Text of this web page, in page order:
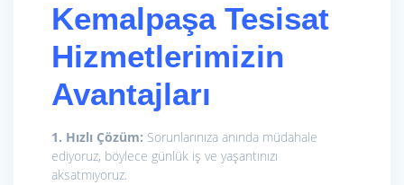
Kemalpaşa Tesisat
Hizmetlerimizin
Avantajları
1. Hızlı Çözüm: Sorunlarınıza anında müdahale
ediyoruz, böylece günlük iş ve yaşantınızı
aksatmıyoruz.